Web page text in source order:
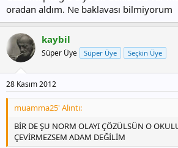
oradan aldım. Ne baklavası bilmiyorum
kaybil
Süper Üye Süper Üye Seçkin Üye
28 Kasım 2012
muamma25' Alıntı:
BİR DE ŞU NORM OLAYI ÇÖZÜLSÜN O
ÇEVİRMEZSEM ADAM DEĞİLİM